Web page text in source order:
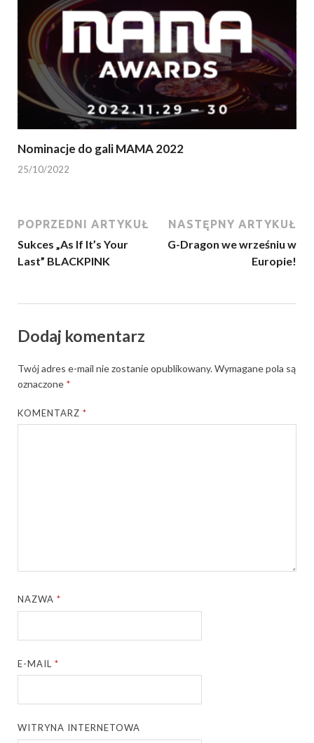
Nominacje do gali MAMA 2022
25/10/2022
POPRZEDNI ARTYKUŁ
Sukces „As If It’s Your
Last” BLACKPINK
NASTĘPNY ARTYKUŁ
G-Dragon we wrześniu w
Europie!
Dodaj komentarz
Twój adres e-mail nie zostanie opublikowany.Wymagane pola są
oznaczone *
KOMENTARZ*
NAZWA*
E-MAIL*
WITRYNA INTERNETOWA